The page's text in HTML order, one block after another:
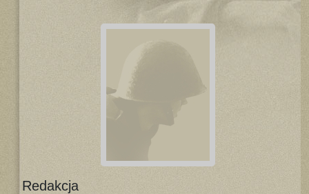
Redakcja